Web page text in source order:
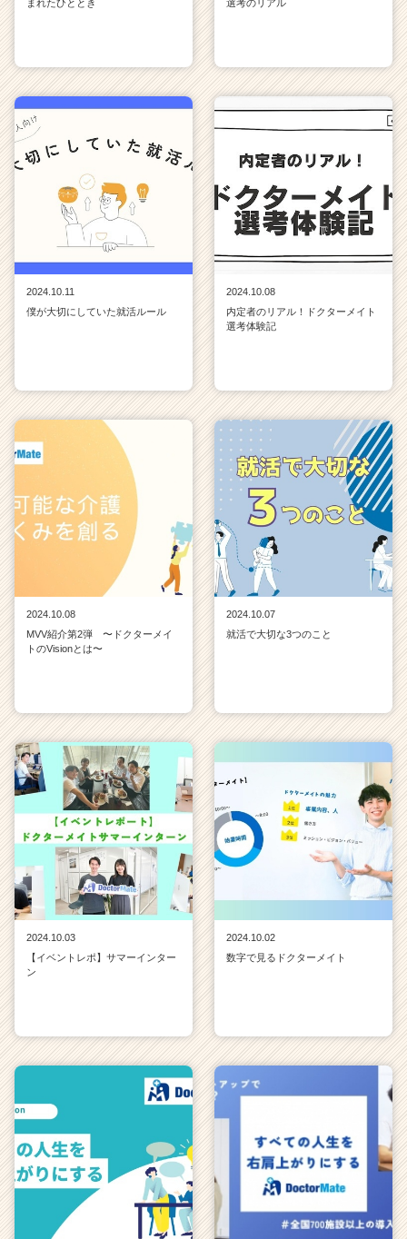
まれたひととき 選考のリアル
2024.10.11
僕が大切にしていた就活ルール
2024.10.08
内定者のリアル！ドクターメイト
選考体験記
2024.10.08
MVV紹介第2弾 〜ドクターメイ
トのVisionとは〜
2024.10.07
就活で大切な3つのこと
2024.10.03
【イベントレポ】サマーインター
ン
2024.10.02
数字で見るドクターメイト